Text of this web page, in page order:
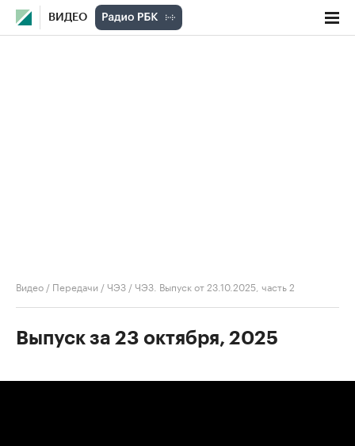
ВИДЕО
Видео / Передачи /ЧЭЗ /ЧЭЗ. Выпуск от 23.10.2025, часть 2
Выпуск за 23 октября, 2025